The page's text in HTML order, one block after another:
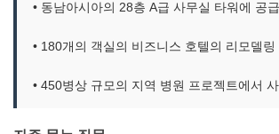
• 동남아시아의 28층 A급 사무실 타워에 공
• 180개의 객실의 비즈니스 호텔의 리모델
• 450병상 규모의 지역 병원 프로젝트에서